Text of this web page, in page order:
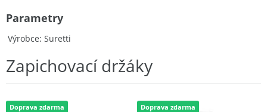
Výrobce Suretti
Parametry
Zapichovací držáky
Doprava zdarma Doprava zdarma